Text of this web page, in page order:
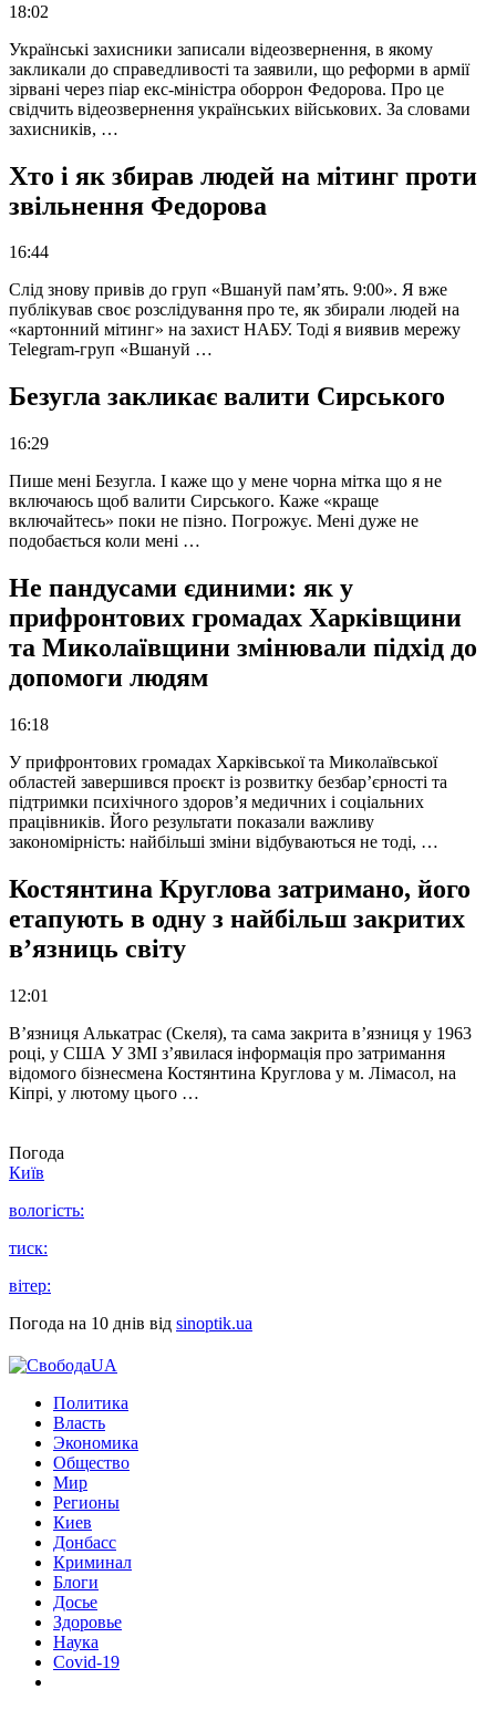
18:02
Українські захисники записали відеозвернення, в якому
закликали до справедливості та заявили, що реформи в армії
зірвані через піар екс-міністра оборрон Федорова. Про це
свідчить відеозвернення українських військових. За словами
захисників, …
Хто і як збирав людей на мітинг проти
звільнення Федорова
16:44
Слід знову привів до груп «Вшануй пам’ять. 9:00». Я вже
публікував своє розслідування про те, як збирали людей на
«картонний мітинг» на захист НАБУ. Тоді я виявив мережу
Telegram-груп «Вшануй …
Безугла закликає валити Сирського
16:29
Пише мені Безугла. І каже що у мене чорна мітка що я не
включаюсь щоб валити Сирського. Каже «краще
включайтесь» поки не пізно. Погрожує. Мені дуже не
подобається коли мені …
Не пандусами єдиними: як у
прифронтових громадах Харківщини
та Миколаївщини змінювали підхід до
допомоги людям
16:18
У прифронтових громадах Харківської та Миколаївської
областей завершився проєкт із розвитку безбар’єрності та
підтримки психічного здоров’я медичних і соціальних
працівників. Його результати показали важливу
закономірність: найбільші зміни відбуваються не тоді, …
Костянтина Круглова затримано, його
етапують в одну з найбільш закритих
в’язниць світу
12:01
В’язниця Алькатрас (Скеля), та сама закрита в’язниця у 1963
році, у США У ЗМІ з’явилася інформація про затримання
відомого бізнесмена Костянтина Круглова у м. Лімасол, на
Кіпрі, у лютому цього …
Погода
Київ
вологість:
тиск:
вітер:
Погода на 10 днів від sinoptik.ua
Политика
Власть
Экономика
Общество
Мир
Регионы
Киев
Донбасс
Криминал
Блоги
Досье
Здоровье
Наука
Covid-19